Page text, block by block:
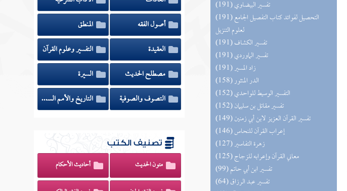
(191) تفسير البيضاوي
(191) التحصيل لفوائد كتاب التفصيل الجامع
لعلوم التنزيل
(191) تفسير الكشاف
(191) تفسير الماوردي
(191) زاد المسير
(158) الدر المنثور
(152) التفسير الوسيط للواحدي
(152) تفسير مقاتل بن سليمان
(149) تفسير القرآن العزيز لابن أبي زمنين
(146) إعراب القرآن للنحاس
(127) زهرة التفاسير
(125) معاني القرآن وإعرابه للزجاج
(99) تفسير ابن أبي حاتم
(64) تفسير عبد الرزاق
أصول الفقه
المنطق
العقيدة
التفسير وعلوم القرآن
مصطلح الحديث
السيرة
التصوف والصوفية
التاريخ والأمم السابقة
تصنيف الكتب
متون الحديث أحاديث الأحكام